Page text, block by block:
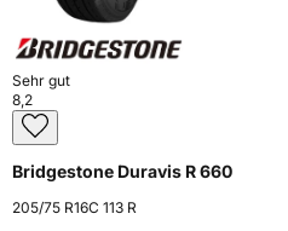
Sehr gut
8,2
Bridgestone Duravis R 660
205/75 R16C 113 R